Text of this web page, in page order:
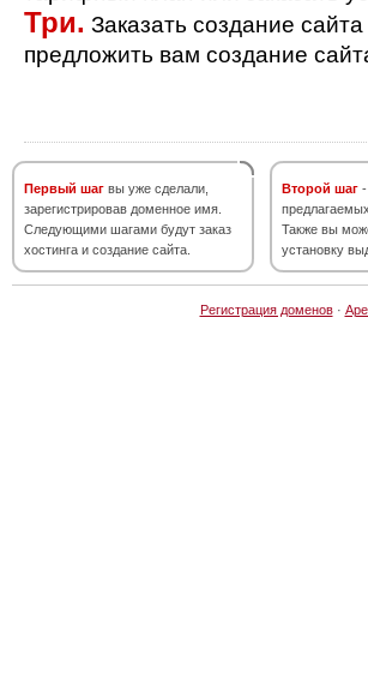
Три. Заказать создание
предложить вам создание
Первый шаг вы уже сделали,
зарегистрировав доменное имя.
Следующими шагами будут заказ
хостинга и создание сайта.
Второй шаг -
Также вы
установку
Регистрация доменов·